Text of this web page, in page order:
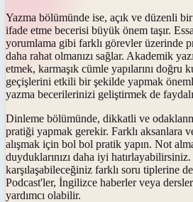
Yazma bölümünde ise, açık ve düzenli
ifade etme becerisi büyük önem taşır.
yorumlama gibi farklı görevler üzerinde
daha rahat olmanızı sağlar. Akademik
etmek, karmaşık cümle yapılarını doğru
geçişlerini etkili bir şekilde yapmak
yazma becerilerinizi geliştirmek de
Dinleme bölümünde, dikkatli ve
pratiği yapmak gerekir. Farklı aksanlara
alışmak için bol bol pratik yapın. Not
duyduklarınızı daha iyi hatırlayabilirsiniz.
karşılaşabileceğiniz farklı soru tiplerine
Podcast'ler, İngilizce haberler veya
yardımcı olabilir.